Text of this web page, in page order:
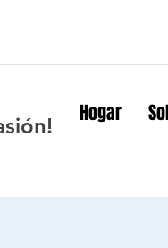
Hogar